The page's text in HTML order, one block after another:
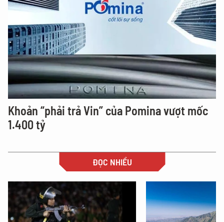
Khoản “phải trả Vin” của Pomina vượt mốc
1.400 tỷ
ĐỌC NHIỀU